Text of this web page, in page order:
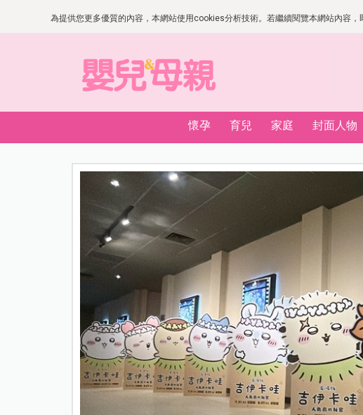
為提供您更多優質的內容，本網站使用cookies分析技術。若繼續閱覽本網站內容
懷孕 育兒 家庭 封面人物